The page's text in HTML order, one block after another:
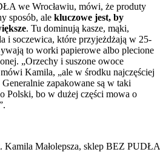
we Wrocławiu, mówi, że produty
sposób, ale kluczowe jest, by
. Tu dominują kasze, mąki,
i soczewica, które przyjeżdżają w 25-
to worki papierowe albo plecione
„Orzechy i suszone owoce
Kamila, „ale w środku najczęściej
zapakowane są w taki
Polski, bo w dużej części mowa o
Kamila Małolepsza, sklep BEZ